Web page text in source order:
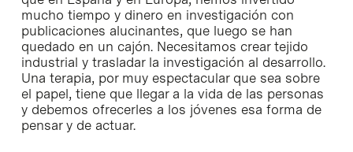
mucho tiempo y dinero en investigación con
publicaciones alucinantes, que luego se han
quedado en un cajón. Necesitamos crear tejido
industrial y trasladar la investigación al desarrollo.
Una terapia, por muy espectacular que sea sobre
el papel, tiene que llegar a la vida de las personas
y debemos ofrecerles a los jóvenes esa forma de
pensar y de actuar.